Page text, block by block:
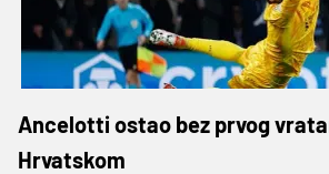
Ancelotti ostao bez prvog
Hrvatskom